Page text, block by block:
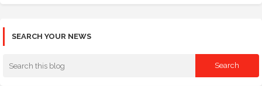
SEARCH YOUR NEWS